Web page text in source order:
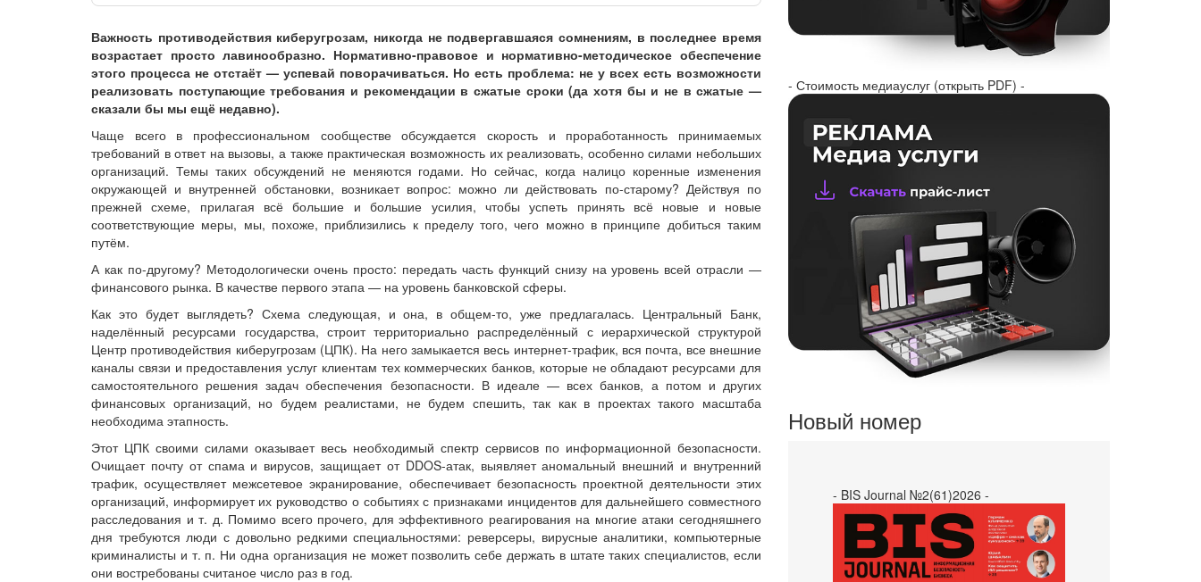
Важность противодействия киберугрозам, никогда не подвергавшаяся сомнениям, в последнее время
возрастает просто лавинообразно. Нормативно-правовое и нормативно-методическое обеспечение
этого процесса не отстаёт — успевай поворачиваться. Но есть проблема: не у всех есть возможности
реализовать поступающие требования и рекомендации в сжатые сроки (да хотя бы и не в сжатые —
сказали бы мы ещё недавно).
Чаще всего в профессиональном сообществе обсуждается скорость и проработанность принимаемых
требований в ответ на вызовы, а также практическая возможность их реализовать, особенно силами небольших
организаций. Темы таких обсуждений не меняются годами. Но сейчас, когда налицо коренные изменения
окружающей и внутренней обстановки, возникает вопрос: можно ли действовать по-старому? Действуя по
прежней схеме, прилагая всё большие и большие усилия, чтобы успеть принять всё новые и новые
соответствующие меры, мы, похоже, приблизились к пределу того, чего можно в принципе добиться таким
путём.
А как по-другому? Методологически очень просто: передать часть функций снизу на уровень всей отрасли —
финансового рынка. В качестве первого этапа — на уровень банковской сферы.
Как это будет выглядеть? Схема следующая, и она, в общем-то, уже предлагалась. Центральный Банк,
наделённый ресурсами государства, строит территориально распределённый с иерархической структурой
Центр противодействия киберугрозам (ЦПК). На него замыкается весь интернет-трафик, вся почта, все внешние
каналы связи и предоставления услуг клиентам тех коммерческих банков, которые не обладают ресурсами для
самостоятельного решения задач обеспечения безопасности. В идеале — всех банков, а потом и других
финансовых организаций, но будем реалистами, не будем спешить, так как в проектах такого масштаба
необходима этапность.
Этот ЦПК своими силами оказывает весь необходимый спектр сервисов по информационной безопасности.
Очищает почту от спама и вирусов, защищает от DDOS-атак, выявляет аномальный внешний и внутренний
трафик, осуществляет межсетевое экранирование, обеспечивает безопасность проектной деятельности этих
организаций, информирует их руководство о событиях с признаками инцидентов для дальнейшего совместного
расследования и т. д. Помимо всего прочего, для эффективного реагирования на многие атаки сегодняшнего
дня требуются люди с довольно редкими специальностями: реверсеры, вирусные аналитики, компьютерные
криминалисты и т. п. Ни одна организация не может позволить себе держать в штате таких специалистов, если
они востребованы считаное число раз в год.
- Стоимость медиауслуг (открыть PDF) -
Новый номер
- BIS Journal №2(61)2026 -